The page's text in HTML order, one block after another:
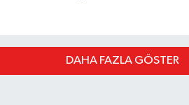
DAHA FAZLA GÖSTER